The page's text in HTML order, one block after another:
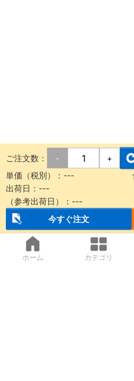
ご注文数： - +
単価（税別）： ---
出荷日： ---
（参考出荷日）： ---
今すぐ注文
ホーム カテゴリ